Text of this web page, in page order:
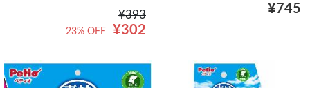
¥393
¥302
23% OFF
¥745